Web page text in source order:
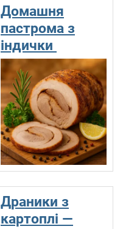
Домашня
пастрома з
індички
Драники з
картоплі —